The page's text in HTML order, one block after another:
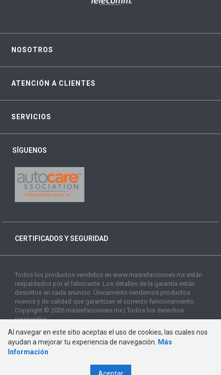
NOSOTROS
ATENCIÓN A CLIENTES
SERVICIOS
SÍGUENOS
CERTIFICADOS Y SEGURIDAD
Todos los productos vendidos en www.masrefacciones.mx están
respaldados por el fabricante. Los detalles de la garantía están
descritos en cada anuncio. Únicamente vendemos productos
nuevos y de calidad que garantizan el correcto funcionamiento.
Copyright © 2026 másrefacciones.mx | Todos los derechos
reservados
Al navegar en este sitio aceptas el uso de cookies, las cuales nos
ayudan a mejorar tu experiencia de navegación.
Más
Información